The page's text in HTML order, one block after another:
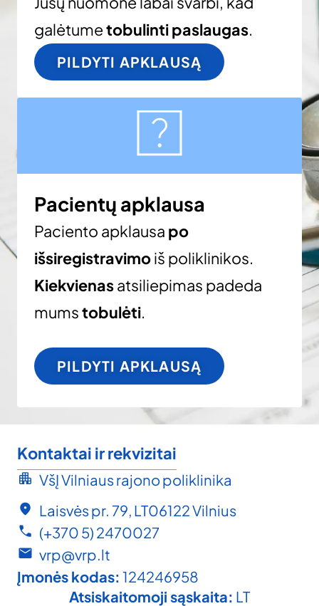
galėtumetobulinti paslaugas.
PILDYTI APKLAUSĄ
Pacientų apklausa
Paciento apklausa po
išsiregistravimoiš poliklinikos.
Kiekvienasatsiliepimas padeda
mumstobulėti.
PILDYTI APKLAUSĄ
Kontaktai ir rekvizitai
VšĮ Vilniaus rajono poliklinika
Laisvės pr. 79, LT06122 Vilnius
(+370 5) 2470027
vrp@vrp.lt
Įmonės kodas: 124246958
Atsiskaitomoji sąskaita: LT